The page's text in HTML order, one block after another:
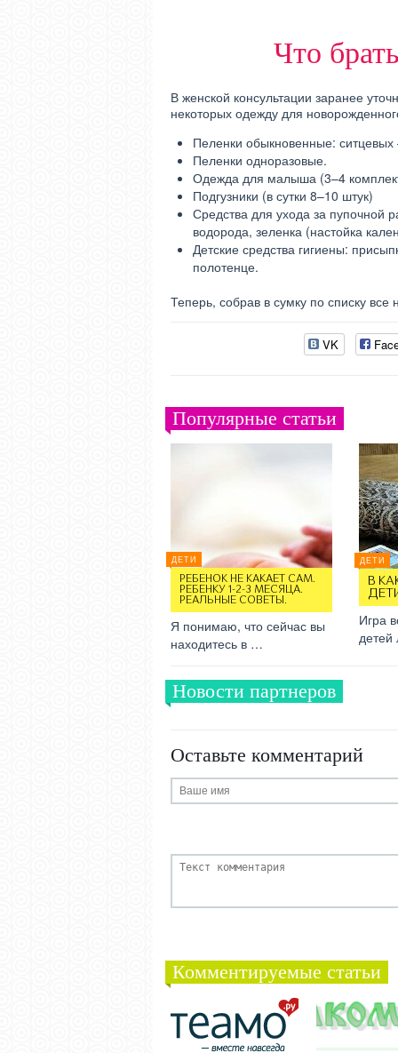
Что
В женской консультации заранее
некоторых одежду для
Пеленки обыкновенные:
Пеленки одноразовые.
Одежда для малыша (3–4
Подгузники (в сутки 8–10 штук)
Средства для ухода за пупочной
водорода, зеленка (настойка
Детские средства гигиены:
полотенце.
Теперь, собрав в сумку по списку
VK
Популярные статьи
ДЕТИ
РЕБЕНОК НЕ КАКАЕТ САМ.
РЕБЕНКУ 1-2-3 МЕСЯЦА.
РЕАЛЬНЫЕ СОВЕТЫ.
Я понимаю, что сейчас вы
находитесь в …
ДЕТИ
В
Игра
Новости партнеров
Оставьте комментарий
Комментируемые статьи